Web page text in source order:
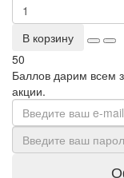
В корзину
50
Баллов дарим всем
акции.